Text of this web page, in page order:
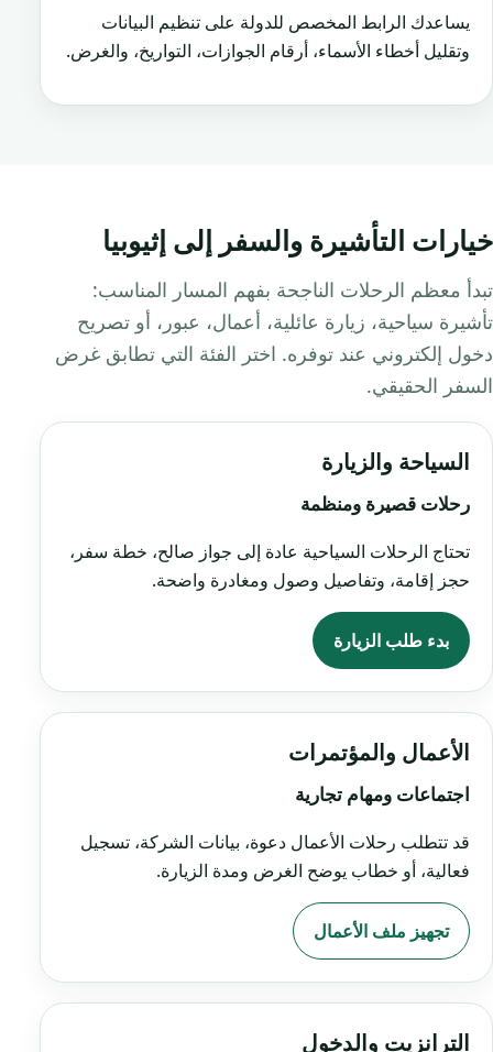
يساعدك الرابط المخصص للدولة على تنظيم البيانات
وتقليل أخطاء الأسماء، أرقام الجوازات، التواريخ، والغرض.
خيارات التأشيرة والسفر إلى إثيوبيا
تبدأ معظم الرحلات الناجحة بفهم المسار المناسب:
تأشيرة سياحية، زيارة عائلية، أعمال، عبور، أو تصريح
دخول إلكتروني عند توفره. اختر الفئة التي تطابق غرض
السفر الحقيقي.
السياحة والزيارة
رحلات قصيرة ومنظمة
تحتاج الرحلات السياحية عادة إلى جواز صالح، خطة سفر،
حجز إقامة، وتفاصيل وصول ومغادرة واضحة.
بدء طلب الزيارة
الأعمال والمؤتمرات
اجتماعات ومهام تجارية
قد تتطلب رحلات الأعمال دعوة، بيانات الشركة، تسجيل
فعالية، أو خطاب يوضح الغرض ومدة الزيارة.
تجهيز ملف الأعمال
الترانزيت والدخول